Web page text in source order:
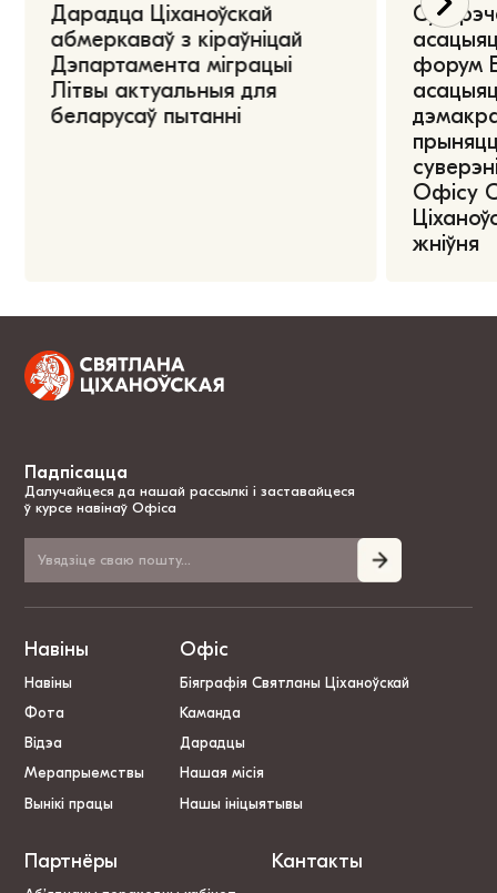
Дарадца Ціханоўскай
абмеркаваў з кіраўніцай
Дэпартамента міграцыі
Літвы актуальныя для
беларусаў пытанні
форум
Офісу
жніўня
Падпісацца
Далучайцеся да нашай рассылкі і заставайцеся
ў курсе навінаў Офіса
Навіны
Навіны
Фота
Відэа
Мерапрыемствы
Вынікі працы
Офіс
Біяграфія Святланы Ціханоўскай
Каманда
Дарадцы
Нашая місія
Нашы ініцыятывы
Партнёры Кантакты